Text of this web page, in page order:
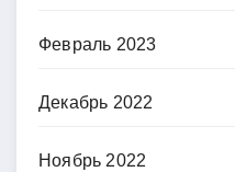
Февраль 2023
Декабрь 2022
Ноябрь 2022